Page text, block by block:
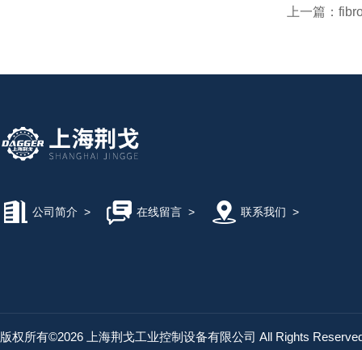
上一篇：
公司简介 > 在线留言> 联系我们 >
版权所有©2026 上海荆戈工业控制设备有限公司 All Rights